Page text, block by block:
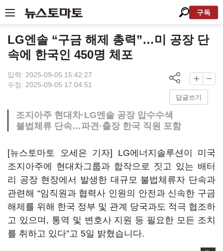
구독
LG엔솔 “구금 해제 총력”…미 공장 단
속에 한국인 450명 체포
입력: 2025-09-05 15:42:27
수정: 2025-09-05 17:04:51
답글쓰기
조지아주 현대차·LG엔솔 공장 압수수색
불법체류 단속…파견·출장 한국 직원 포함
[뉴스토마토 오세은 기자] LG에너지솔루션이 미국
조지아주에 현대차그룹과 합작으로 짓고 있는 배터
리 공장 현장에서 발생한 대규모 불법체류자 단속과
관련해 “임직원과 협력사 인원의 안전과 신속한 구금
해제를 위해 한국 정부 및 관계 당국과도 적극 협조하
고 있으며, 통역 및 변호사 지원 등 필요한 모든 조치
를 취하고 있다”고 5일 밝혔습니다.